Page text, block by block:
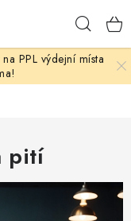
PPL výdejní místa
pití